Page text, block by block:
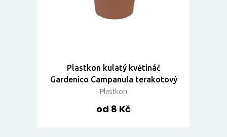
Plastkon kulatý květináč
Gardenico Campanula terakotový
Plastkon
od 8 Kč